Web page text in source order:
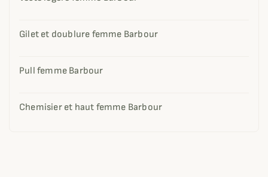
Gilet et doublure femme Barbour
Pull femme Barbour
Chemisier et haut femme Barbour